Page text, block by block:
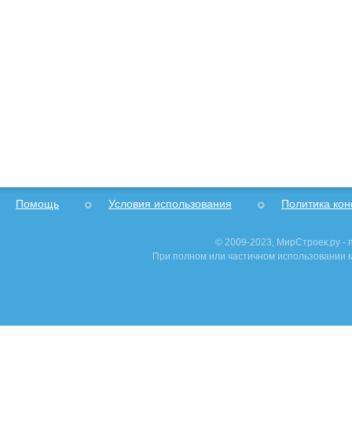
Помощь Условия использования Политика
© 2009-2023, МирСтроек.ру -
При полном или частичном использовании